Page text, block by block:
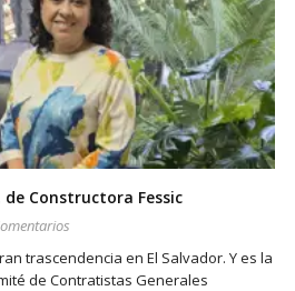
Constructora Fessic
trascendencia en El Salvador. Y es la
de Contratistas Generales